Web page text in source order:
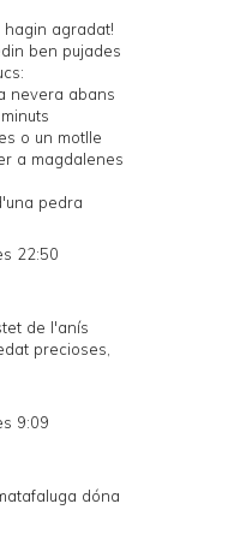
hagin agradat!
ben pujades
nevera abans
o un motlle
a magdalenes
pedra
22:50
de l'anís
precioses,
9:09
dóna